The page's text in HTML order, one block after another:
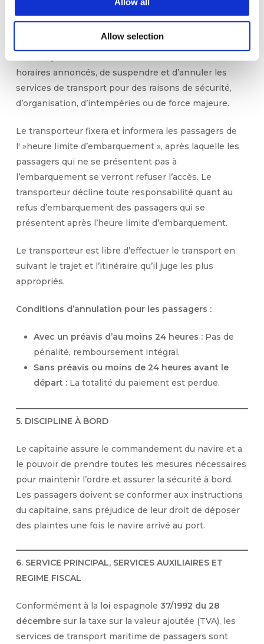
Allow selection
numérique sur le site web du
horaires annoncés, de suspendre et d’annuler les
services de transport pour des raisons de sécurité,
d’organisation, d’intempéries ou de force majeure.
Le transporteur fixera et informera les passagers de
l' »heure limite d’embarquement », après laquelle les
passagers qui ne se présentent pas à
l’embarquement se verront refuser l’accès. Le
transporteur décline toute responsabilité quant au
refus d’embarquement des passagers qui se
présentent après l’heure limite d’embarquement.
Le transporteur est libre d’effectuer le transport en
suivant le trajet et l’itinéraire qu’il juge les plus
appropriés.
Conditions d’annulation pour les passagers :
Avec un préavis d’au moins 24 heures :Pas de
pénalité, remboursement intégral.
Sans préavis ou moins de 24 heures avant le
départ :La totalité du paiement est perdue.
5. DISCIPLINE À BORD
Le capitaine assure le commandement du navire et a
le pouvoir de prendre toutes les mesures nécessaires
pour maintenir l’ordre et assurer la sécurité à bord.
Les passagers doivent se conformer aux instructions
du capitaine, sans préjudice de leur droit de déposer
des plaintes une fois le navire arrivé au port.
6. SERVICE PRINCIPAL, SERVICES AUXILIAIRES ET
REGIME FISCAL
Conformément à la loi espagnole 37/1992 du 28
décembresur la taxe sur la valeur ajoutée (TVA), les
services de transport maritime de passagers sont